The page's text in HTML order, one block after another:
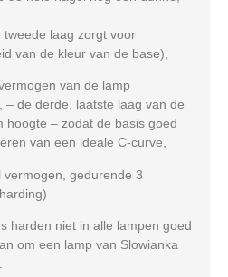
laag zorgt voor
van de kleur van de base),
van de lamp
– de derde, laatste laag van de
hoogte – zodat de basis goed
van een ideale C-curve,
gedurende 3
harden niet in alle lampen goed
om een lamp van Slowianka